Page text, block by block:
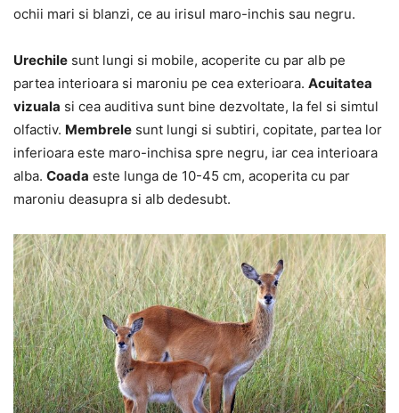
ochii mari si blanzi, ce au irisul maro-inchis sau negru.
Urechile sunt lungi si mobile, acoperite cu par alb pe
partea interioara si maroniu pe cea exterioara. Acuitatea
vizuala si cea auditiva sunt bine dezvoltate, la fel si simtul
olfactiv. Membrele sunt lungi si subtiri, copitate, partea lor
inferioara este maro-inchisa spre negru, iar cea interioara
alba. Coada este lunga de 10-45 cm, acoperita cu par
maroniu deasupra si alb dedesubt.